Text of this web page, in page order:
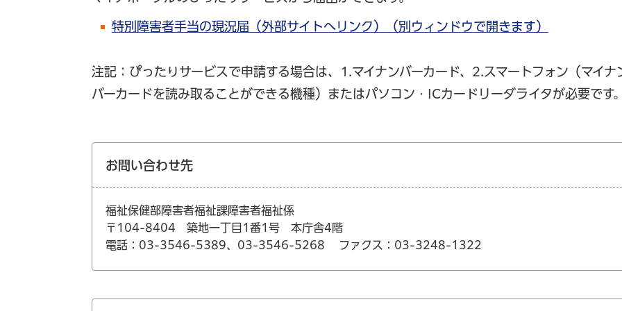
特別障害者手当の現況届（外部サイトへリンク）（別ウィンドウで開きます）
注記：ぴったりサービスで申請する場合は、1.マイナンバーカード、2.スマートフォン（マイナ
バーカードを読み取ることができる機種）またはパソコン・ICカードリーダライタが必要です
お問い合わせ先
福祉保健部障害者福祉課障害者福祉係
〒104-8404 築地一丁目1番1号 本庁舎4階
電話：03-3546-5389、03-3546-5268
ファクス：03-3248-1322